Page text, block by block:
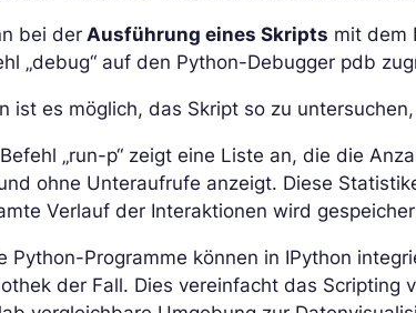
bei der Ausführung eines Skripts mit dem
„debug“ auf den Python-Debugger pdb
ist es möglich, das Skript so zu
„run-p“ zeigt eine Liste an, die die
ohne Unteraufrufe anzeigt. Diese
Verlauf der Interaktionen wird
Python-Programme können in IPython
der Fall. Dies vereinfacht das